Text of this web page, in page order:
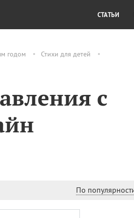
годом Стихи для детей
с
По
СТАТЬИ